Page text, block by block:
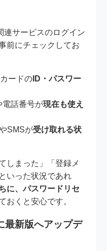
連サービスのログイン
前にチェックしてお
ードの ID・パスワー
電話番号が現在も使え
SMSが受け取れる状
しまった」「登録メ
いった状況であれ
に、パスワードリセ
おくと安心です。
最新版へアップデ